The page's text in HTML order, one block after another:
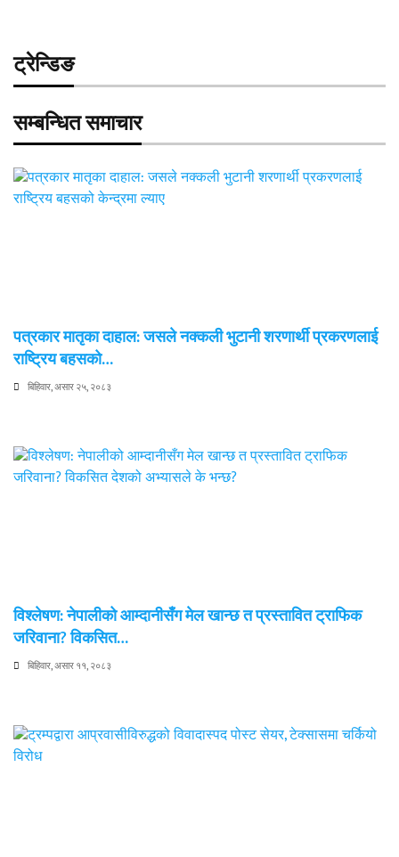
ट्रेन्डिङ
सम्बन्धित समाचार
पत्रकार मातृका दाहाल: जसले नक्कली भुटानी शरणार्थी प्रकरणलाई
राष्ट्रिय बहसको…
बिहिवार, असार २५, २०८३
विश्लेषण: नेपालीको आम्दानीसँग मेल खान्छ त प्रस्तावित ट्राफिक
जरिवाना? विकसित…
बिहिवार, असार ११, २०८३